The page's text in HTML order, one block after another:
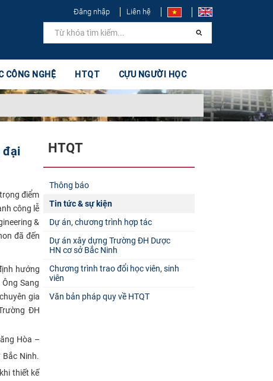
Đăng nhập Liên hệ
CÔNG NGHỆ HTQT CỰU NGƯỜI HỌC
đại
điểm
công lễ
&
đã đến
hướng
Sang
gia
ĐH
Hòa –
Ninh.
thiết kế
HTQT
Thông báo
Tin tức & sự kiện
Dự án, chương trình hợp tác
Dự án xây dựng Trường ĐH Dược
HN cơ sở Bắc Ninh
Chương trình trao đổi học viên, sinh
viên
Văn bản pháp quy về HTQT